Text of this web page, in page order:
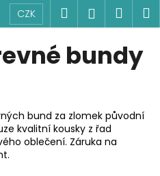
CZK Hledat
bundy
bund za zlomek původní
kvalitní kousky z řad
oblečení. Záruka na